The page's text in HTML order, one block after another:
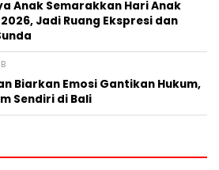
Anak Semarakkan Hari Anak
Jadi Ruang Ekspresi dan
Biarkan Emosi Gantikan Hukum,
Sendiri di Bali